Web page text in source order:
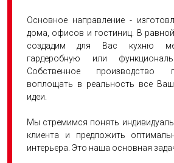
Основное направление -
дома, офисов и гостиниц. В
создадим для Вас кухню
гардеробную или
Собственное производство
воплощать в реальность все
идеи.
Мы стремимся понять
клиента и предложить
интерьера. Это наша основная